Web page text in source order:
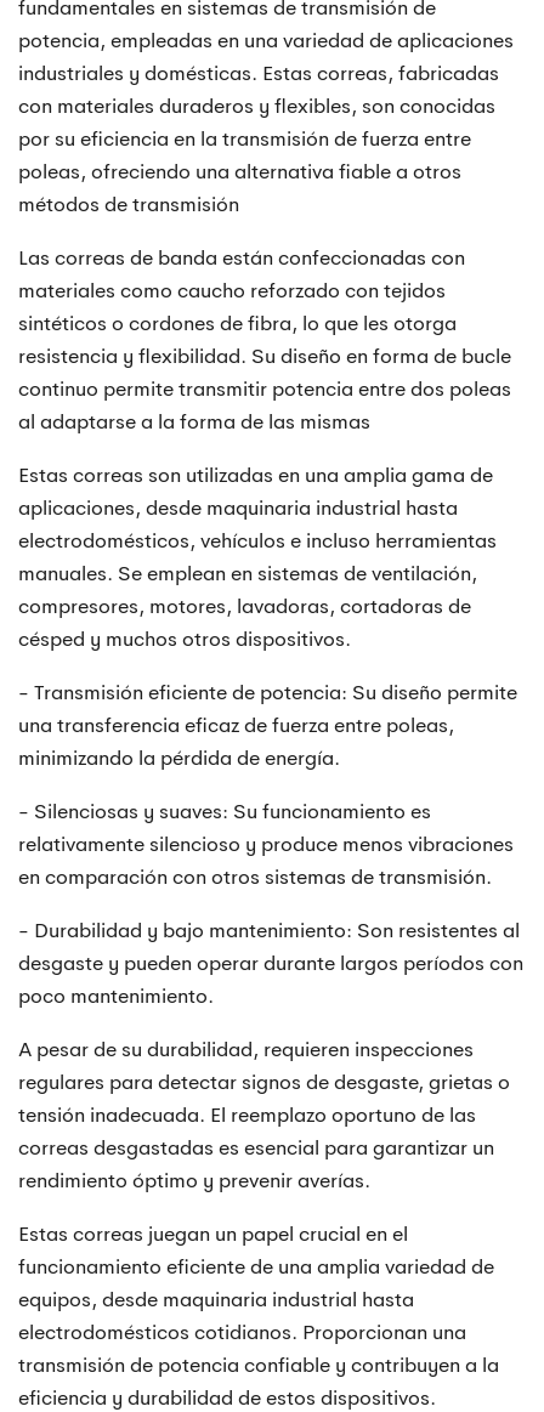
fundamentales en sistemas de transmisión de
potencia, empleadas en una variedad de aplicaciones
industriales y domésticas. Estas correas, fabricadas
con materiales duraderos y flexibles, son conocidas
por su eficiencia en la transmisión de fuerza entre
poleas, ofreciendo una alternativa fiable a otros
métodos de transmisión
Las correas de banda están confeccionadas con
materiales como caucho reforzado con tejidos
sintéticos o cordones de fibra, lo que les otorga
resistencia y flexibilidad. Su diseño en forma de bucle
continuo permite transmitir potencia entre dos poleas
al adaptarse a la forma de las mismas
Estas correas son utilizadas en una amplia gama de
aplicaciones, desde maquinaria industrial hasta
electrodomésticos, vehículos e incluso herramientas
manuales. Se emplean en sistemas de ventilación,
compresores, motores, lavadoras, cortadoras de
césped y muchos otros dispositivos.
- Transmisión eficiente de potencia: Su diseño permite
una transferencia eficaz de fuerza entre poleas,
minimizando la pérdida de energía.
- Silenciosas y suaves: Su funcionamiento es
relativamente silencioso y produce menos vibraciones
en comparación con otros sistemas de transmisión.
- Durabilidad y bajo mantenimiento: Son resistentes al
desgaste y pueden operar durante largos períodos con
poco mantenimiento.
A pesar de su durabilidad, requieren inspecciones
regulares para detectar signos de desgaste, grietas o
tensión inadecuada. El reemplazo oportuno de las
correas desgastadas es esencial para garantizar un
rendimiento óptimo y prevenir averías.
Estas correas juegan un papel crucial en el
funcionamiento eficiente de una amplia variedad de
equipos, desde maquinaria industrial hasta
electrodomésticos cotidianos. Proporcionan una
transmisión de potencia confiable y contribuyen a la
eficiencia y durabilidad de estos dispositivos.